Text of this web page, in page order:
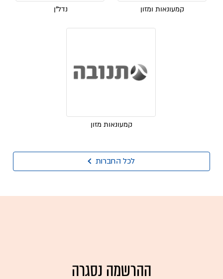
קמעונאות ומזון נדל"ן
קמעונאות מזון
לכל החברות
ההרשמה נסגרה